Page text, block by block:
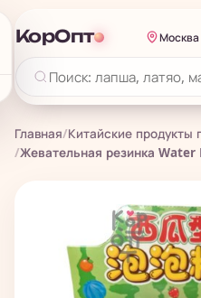
КорОпт Москва
Главная/Китайские продукты
/Жевательная резинка